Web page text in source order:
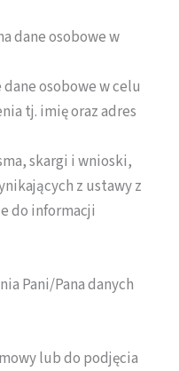
dane osobowe w
osobowe w celu
tj. imię oraz adres
skargi i wnioski,
z ustawy z
do informacji
Pani/Pana danych
lub do podjęcia